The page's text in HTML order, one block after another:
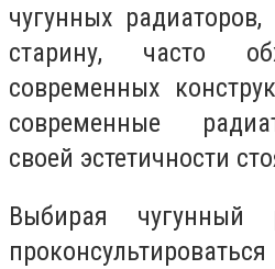
чугунных
старину, часто
современных
современные
своей эстетичности
Выбирая чугунный